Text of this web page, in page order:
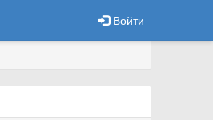
Войти